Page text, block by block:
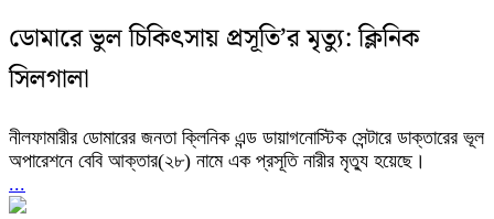
ডোমারে ভুল চিকিৎসায় প্রসূতি’র মৃত্যু: ক্লিনিক
সিলগালা
নীলফামারীর ডোমারের জনতা ক্লিনিক এন্ড ডায়াগনোস্টিক সেন্টারে ডাক্তারের ভূল
অপারেশনে বেবি আক্তার(২৮) নামে এক প্রসূতি নারীর মৃত্যু হয়েছে।
...